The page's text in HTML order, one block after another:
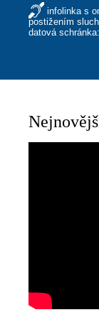
infolinka s
postižením
datová